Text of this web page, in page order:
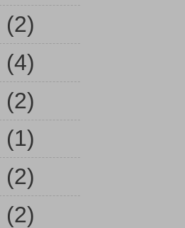
(2)
(4)
(2)
(1)
(2)
(2)